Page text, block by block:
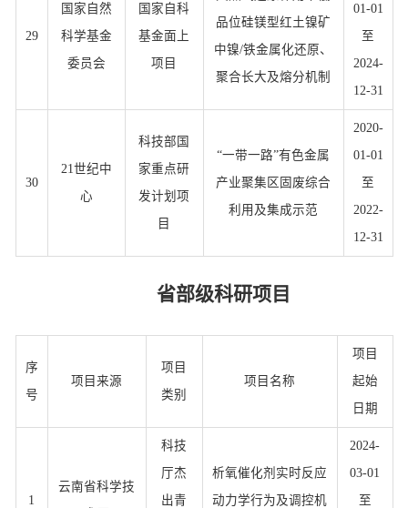
29
国家自然
科学基金
委员会
国家自科
基金面上
项目
品位硅镁型红土镍矿
中镍/铁金属化还原、
聚合长大及熔分机制
01-01
至
2024-
12-31
30
21世纪中
心
科技部国
家重点研
发计划项
目
“一带一路”有色金属
产业聚集区固废综合
利用及集成示范
2020-
01-01
至
2022-
12-31
省部级科研项目
序
号
项目来源
项目
类别
项目名称
项目
起始
日期
1
云南省科学技
科技
厅杰
出青
析氧催化剂实时反应
动力学行为及调控机
2024-
03-01
至